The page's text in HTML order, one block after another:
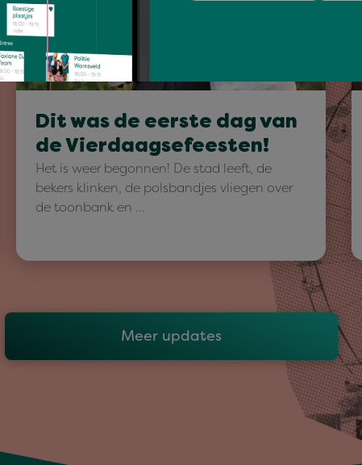
Dit was de eerste dag van
de Vierdaagsefeesten!
Het is weer begonnen! De stad leeft, de
bekers klinken, de polsbandjes vliegen over
de toonbank en …
Meer updates